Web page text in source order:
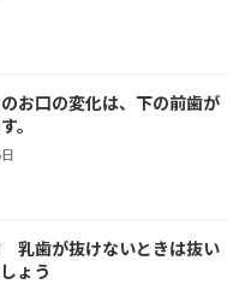
お口の変化は、下の前歯が
。
乳歯が抜けないときは抜い
ょう